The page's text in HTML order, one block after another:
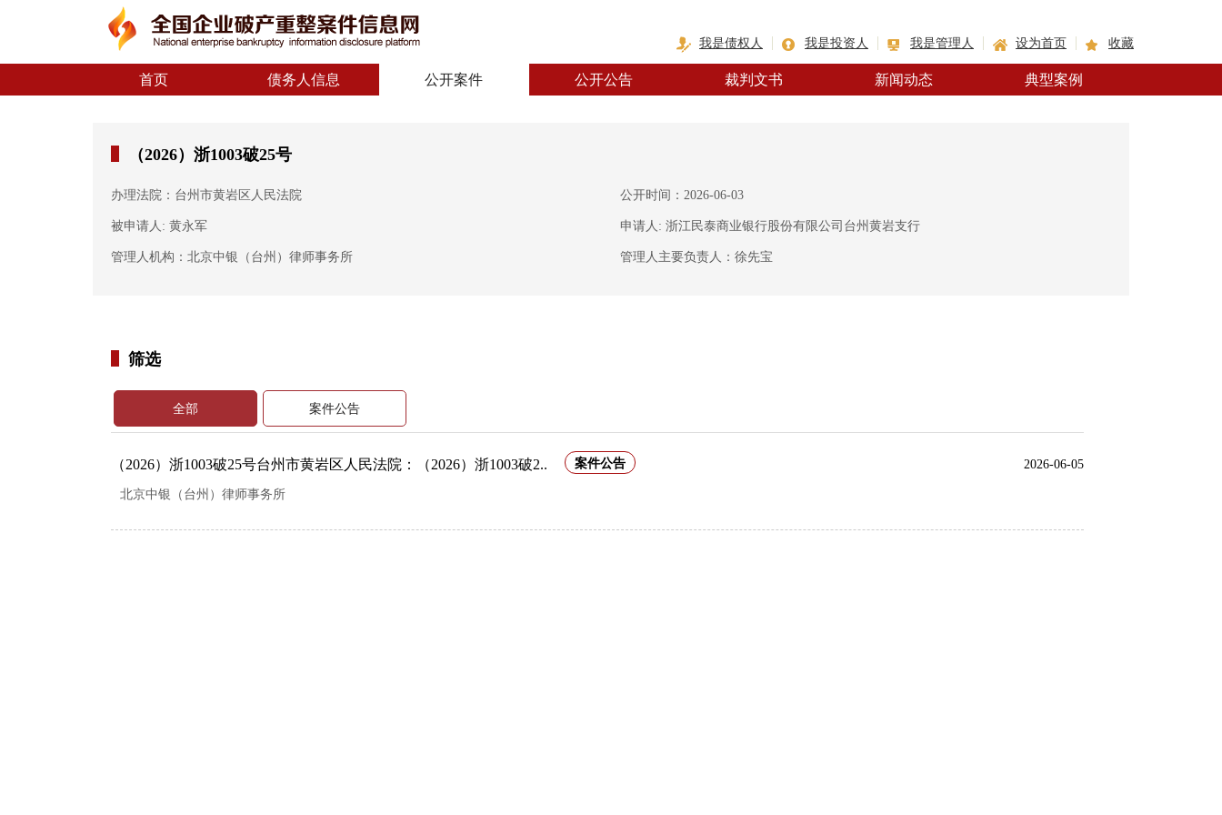
我是债权人 我是投资人 我是管理人 设为首页 收藏
首页 债务人信息 公开案件 公开公告 裁判文书 新闻动态 典型案例
（2026）浙1003破25号
办理法院：台州市黄岩区人民法院 公开时间：2026-06-03
被申请人: 黄永军 申请人: 浙江民泰商业银行股份有限公司台州黄岩支行
管理人机构：北京中银（台州）律师事务所 管理人主要负责人：徐先宝
筛选
全部 案件公告
（2026）浙1003破25号台州市黄岩区人民法院：（2026）浙1003破2.. 案件公告 2026-06-05
北京中银（台州）律师事务所